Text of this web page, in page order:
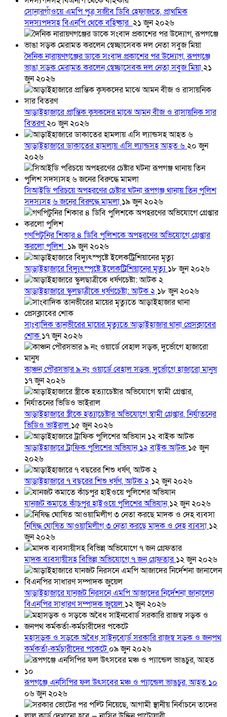
সোনারগাঁওয়ে এমপি পুত্র সজীব ডিবি হেফাজতে, প্রাথমিক
সদস্যপদসহ বিএনপি থেকে বহিষ্কার ২১ জুন ২০২৬
দৈনিক নারায়ণগঞ্জের ডাকে সংবাদ প্রকাশের পর উদ্যোগ, রূপগঞ্জে
ভাঙা সড়ক মেরামত করলেন স্বেচ্ছাসেবক দল নেতা সবুজ মিয়া২১
জুন ২০২৬
আড়াইহাজারে প্রান্তিক কৃষকদের মাঝে আমন বীজ ও রাসায়নিক সার
বিতরণ২০ জুন ২০২৬
আড়াইহাজারে ডাকাতের হামলায় এসি ল্যান্ডসহ আহত ৬২০ জুন
২০২৬
সিআইডি পরিচয়ে অপহরণের চেষ্টার ঘটনা রূপগঞ্জ থানায় তিন পুলিশ
সদস্যসহ ৬ জনের বিরুদ্ধে মামলা ১৯ জুন ২০২৬
গণপিটুনির শিকার ৪ ডিবি পুলিশকে অপহরণের অভিযোগে গ্রেপ্তার
করলো পুলিশ ১৯ জুন ২০২৬
আড়াইহাজারে বিদ্যুৎস্পৃষ্টে ইলেকট্রিশিয়ানের মৃত্যু১৮ জুন ২০২৬
আড়াইহাজারে স্কুলছাত্রীকে ধর্ষণচেষ্টা: আটক ২ ১৮ জুন ২০২৬
সাংবাদিক তানভীরের মায়ের মৃত্যুতে আড়াইহাজার থানা প্রেসক্লাবের
শোক ১৭ জুন ২০২৬
কাঞ্চন পৌরসভার ৯ নং ওয়ার্ডে বেহাল সড়ক, দুর্ভোগে হাজারো মানুষ
১৭ জুন ২০২৬
আড়াইহাজারে স্ত্রীকে হত্যাচেষ্টার অভিযোগে স্বামী গ্রেপ্তার, নির্যাতনের
ভিডিও ভাইরাল ১৫ জুন ২০২৬
আড়াইহাজারে ট্রাফিক পুলিশের অভিযান ১২ বাইক আটক ১৫ জুন
২০২৬
আড়াইহাজারে ৭ বছরের শিশু ধর্ষণ, আটক ২ ১২ জুন ২০২৬
যানজট কমাতে কাঁচপুর হাইওয়ে পুলিশের অভিযান১২ জুন ২০২৬
নিষিদ্ধ ঘোষিত আওয়ামিলীগ ৩ নেতা করছে মাদক ও দেহ ব্যবসা ১২
জুন ২০২৬
মাদক ব্যবসায়ীসহ বিভিন্ন অভিযোগে ৭ জন গ্রেফতার১২ জুন ২০২৬
আড়াইহাজারে যানজট নিরসনে এমপি আজাদের নির্দেশনা জানালেন
বিএনপির সাধারণ সম্পাদক জুয়েল ১২ জুন ২০২৬
মহাসড়ক ও সড়কে অবৈধ সাইনবোর্ড সরকারি রাজস্ব সড়ক ও জনপথ
কর্মকর্তা-কর্মচারীদের পকেটে০৯ জুন ২০২৬
রূপগঞ্জে এনসিপির ফল উৎসবের মঞ্চ ও প্যান্ডেল ভাঙচুর, আহত ১০
০৬ জুন ২০২৬